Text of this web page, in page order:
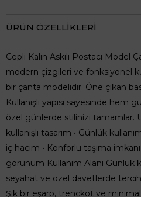
ÜRÜN ÖZELLIKLERI
Cepli Kalın Askılı Postacı Model
modern çizgileri ve fonksiyonel
bir çanta modelidir. Öne çıkan
Kullanışlı yapısı sayesinde
özel günlerde stilinizi tamamlar.
kullanışlı tasarım • Günlük
iç hacim • Konforlu taşıma
görünüm Kullanım Alanı Günlük
seyahat ve özel davetlerde
Şık bir eşarp, trençkot ve